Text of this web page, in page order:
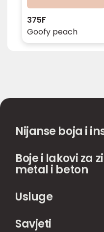
375F
Goofy peach
Nijanse boja i
Boje i lakovi za
metal i beton
Usluge
Savjeti